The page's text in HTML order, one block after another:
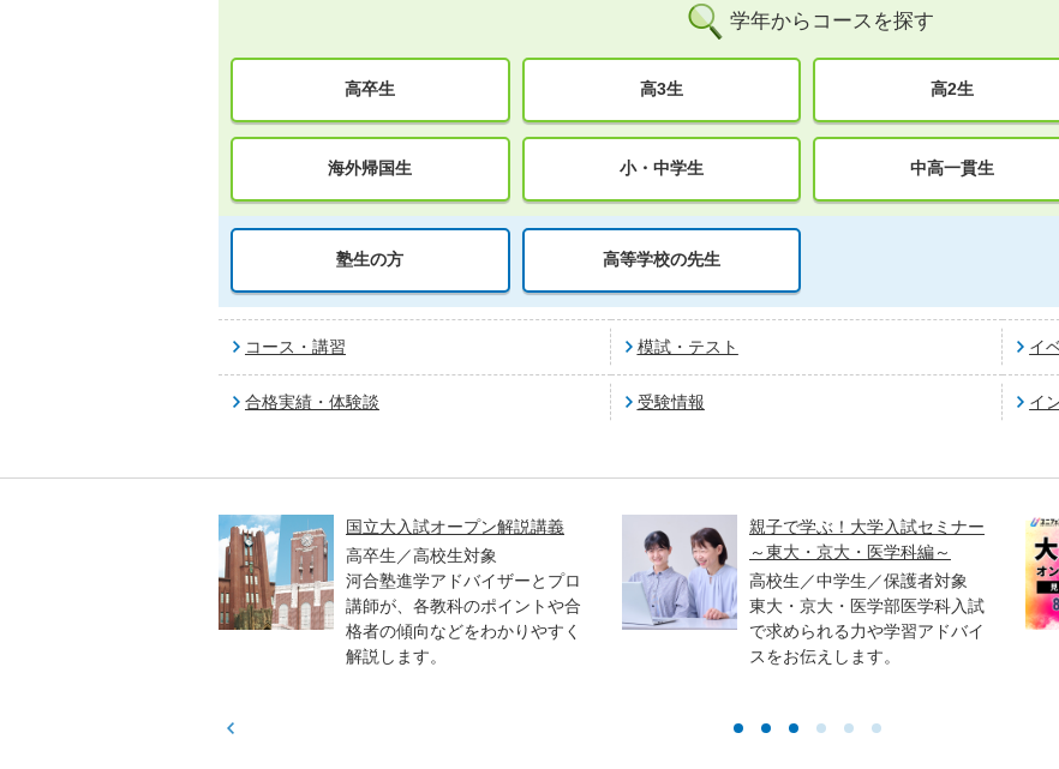
学年からコースを探す
高卒生 高3生 高2生
海外帰国生 小・中学生 中高一貫生
塾生の方 高等学校の先生
コース・講習 模試・テスト イ
合格実績・体験談 受験情報 イ
国立大入試オープン解説講義
高卒生／高校生対象
河合塾進学アドバイザーとプロ
講師が、各教科のポイントや合
格者の傾向などをわかりやすく
解説します。
親子で学ぶ！大学入試セミナー
～東大・京大・医学科編～
高校生／中学生／保護者対象
東大・京大・医学部医学科入試
で求められる力や学習アドバイ
スをお伝えします。